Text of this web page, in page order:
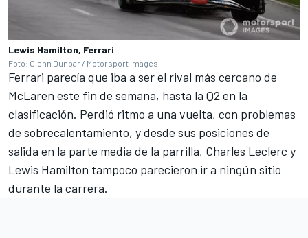
Lewis Hamilton, Ferrari
Foto: Glenn Dunbar / Motorsport Images
Ferrari parecía que iba a ser el rival más cercano de
McLaren este fin de semana, hasta la Q2 en la
clasificación. Perdió ritmo a una vuelta, con problemas
de sobrecalentamiento, y desde sus posiciones de
salida en la parte media de la parrilla, Charles Leclerc y
Lewis Hamilton tampoco parecieron ir a ningún sitio
durante la carrera.